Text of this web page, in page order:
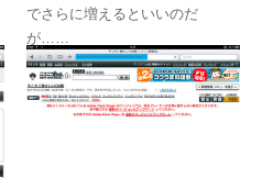
でさらに増えるといいのだ
が……